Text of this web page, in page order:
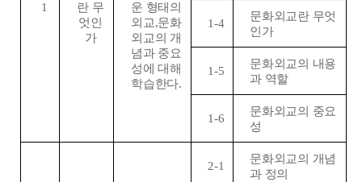
1
란 무
엇인
가
운 형태의
외교,문화
외교의 개
념과 중요
성에 대해
학습한다.
1-4
문화외교란 무엇
인가
1-5
문화외교의 내용
과 역할
1-6
문화외교의 중요
성
2-1
문화외교의 개념
과 정의